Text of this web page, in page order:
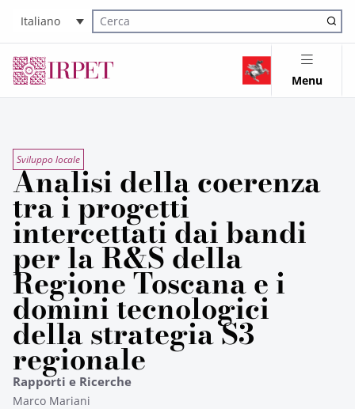
Italiano
Cerca nel sito
Menu
Sviluppo locale
Analisi della coerenza
tra i progetti
intercettati dai bandi
per la R&S della
Regione Toscana e i
domini tecnologici
della strategia S3
regionale
Rapporti e Ricerche
Marco Mariani